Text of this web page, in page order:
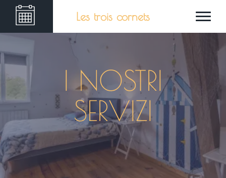
Les trois cornets
I NOSTRI
SERVIZI